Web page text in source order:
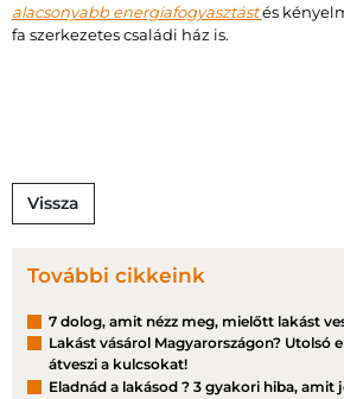
alacsonyabb energiafogyasztástés
fa szerkezetes családi ház is.
Vissza
További cikkeink
7 dolog, amit nézz meg, mielőtt lakást
Lakást vásárol Magyarországon? Utolsó
átveszi a kulcsokat!
Eladnád a lakásod ? 3 gyakori hiba,